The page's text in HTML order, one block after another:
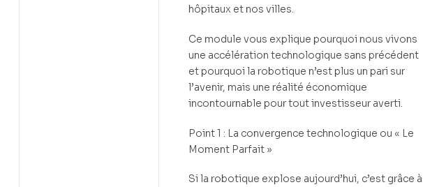
hôpitaux et nos villes.
Ce module vous explique pourquoi nous vivons
une accélération technologique sans précédent
et pourquoi la robotique n’est plus un pari sur
l’avenir, mais une réalité économique
incontournable pour tout investisseur averti.
Point 1 : La convergence technologique ou « Le
Moment Parfait »
Si la robotique explose aujourd’hui, c’est grâce à